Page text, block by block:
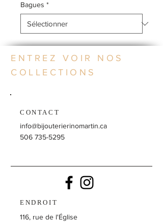
Bagues *
ENTREZ VOIR NOS
COLLECTIONS
CONTACT
info@bijouterierinomartin.ca
506 735-5295
ENDROIT
116, rue de l'Église